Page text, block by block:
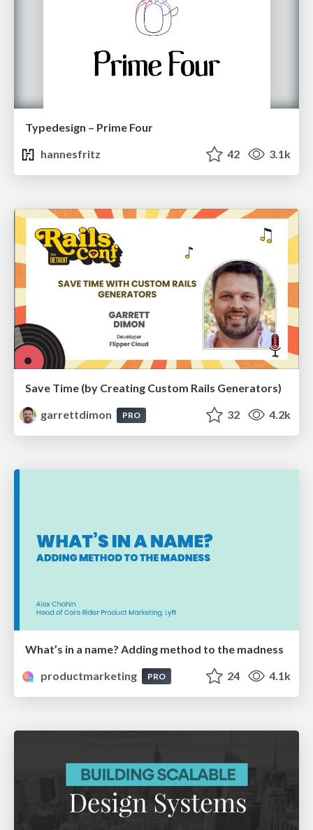
Typedesign – Prime Four
hannesfritz
42 3.1k
Save Time (by Creating Custom Rails Generators)
garrettdimon
PRO 32 4.2k
What’s in a name? Adding method to the madness
productmarketing
PRO 24 4.1k